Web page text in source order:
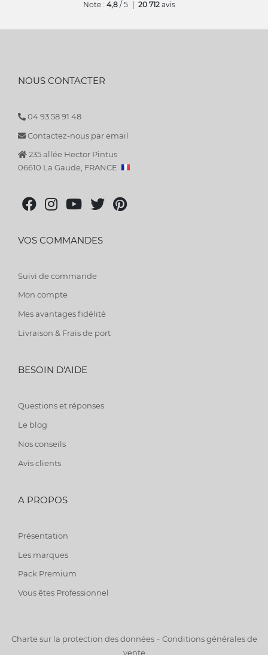
Note : 4,8 / 5 20 712 avis
NOUS CONTACTER
04 93 58 91 48
Contactez-nous par email
235 allée Hector Pintus
06610 La Gaude, FRANCE
VOS COMMANDES
Suivi de commande
Mon compte
Mes avantages fidélité
Livraison & Frais de port
BESOIN D'AIDE
Questions et réponses
Le blog
Nos conseils
Avis clients
A PROPOS
Présentation
Les marques
Pack Premium
Vous êtes Professionnel
Charte sur la protection des données- Conditions générales de
vente